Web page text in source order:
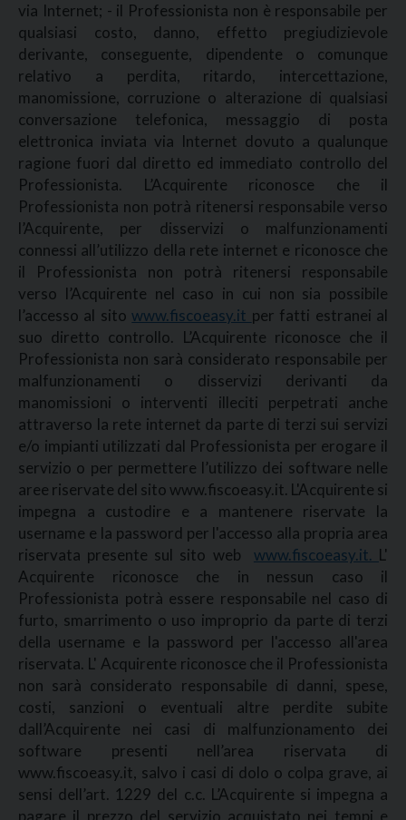
via Internet; - il Professionista non è responsabile per
qualsiasi costo, danno, effetto pregiudizievole
derivante, conseguente, dipendente o comunque
relativo a perdita, ritardo, intercettazione,
manomissione, corruzione o alterazione di qualsiasi
conversazione telefonica, messaggio di posta
elettronica inviata via Internet dovuto a qualunque
ragione fuori dal diretto ed immediato controllo del
Professionista. L’Acquirente riconosce che il
Professionista non potrà ritenersi responsabile verso
l’Acquirente, per disservizi o malfunzionamenti
connessi all’utilizzo della rete internet e riconosce che
il Professionista non potrà ritenersi responsabile
verso l’Acquirente nel caso in cui non sia possibile
l’accesso al sitowww.fiscoeasy.it per fatti estranei al
suo diretto controllo. L’Acquirente riconosce che il
Professionista non sarà considerato responsabile per
malfunzionamenti o disservizi derivanti da
manomissioni o interventi illeciti perpetrati anche
attraverso la rete internet da parte di terzi sui servizi
e/o impianti utilizzati dal Professionista per erogare il
servizio o per permettere l’utilizzo dei software nelle
aree riservate del sito www.fiscoeasy.it. L'Acquirente si
impegna a custodire e a mantenere riservate la
username e la password per l'accesso alla propria area
riservata presente sul sito web www.fiscoeasy.it. L'
Acquirente riconosce che in nessun caso il
Professionista potrà essere responsabile nel caso di
furto, smarrimento o uso improprio da parte di terzi
della username e la password per l'accesso all'area
riservata. L' Acquirente riconosce che il Professionista
non sarà considerato responsabile di danni, spese,
costi, sanzioni o eventuali altre perdite subite
dall’Acquirente nei casi di malfunzionamento dei
software presenti nell’area riservata di
www.fiscoeasy.it, salvo i casi di dolo o colpa grave, ai
sensi dell’art. 1229 del c.c. L’Acquirente si impegna a
pagare il prezzo del servizio acquistato nei tempi e